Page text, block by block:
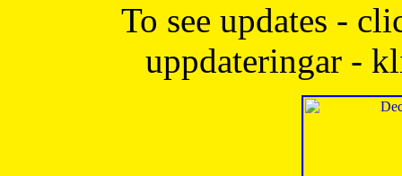
To see updates -
uppdateringar -